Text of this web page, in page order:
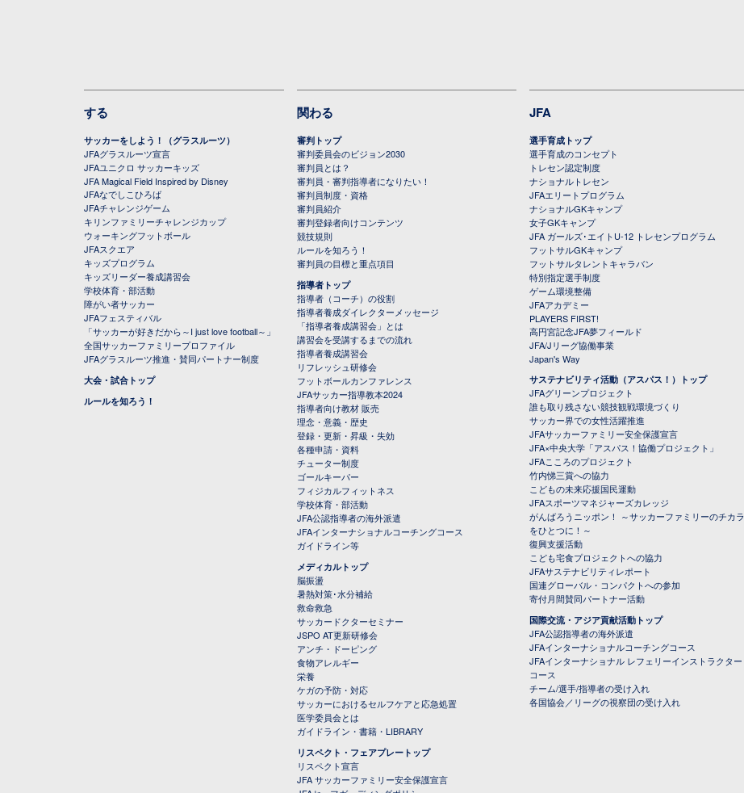
する
サッカーをしよう！（グラスルーツ）
JFAグラスルーツ宣言
JFAユニクロ サッカーキッズ
JFA Magical Field Inspired by Disney
JFAなでしこひろば
JFAチャレンジゲーム
キリンファミリーチャレンジカップ
ウォーキングフットボール
JFAスクエア
キッズプログラム
キッズリーダー養成講習会
学校体育・部活動
障がい者サッカー
JFAフェスティバル
「サッカーが好きだから～I just love football～」
全国サッカーファミリープロファイル
JFAグラスルーツ推進・賛同パートナー制度
大会・試合トップ
ルールを知ろう！
関わる
審判トップ
審判委員会のビジョン2030
審判員とは？
審判員・審判指導者になりたい！
審判員制度・資格
審判員紹介
審判登録者向けコンテンツ
競技規則
ルールを知ろう！
審判員の目標と重点項目
指導者トップ
指導者（コーチ）の役割
指導者養成ダイレクターメッセージ
「指導者養成講習会」とは
講習会を受講するまでの流れ
指導者養成講習会
リフレッシュ研修会
フットボールカンファレンス
JFAサッカー指導教本2024
指導者向け教材 販売
理念・意義・歴史
登録・更新・昇級・失効
各種申請・資料
チューター制度
ゴールキーパー
フィジカルフィットネス
学校体育・部活動
JFA公認指導者の海外派遣
JFAインターナショナルコーチングコース
ガイドライン等
メディカルトップ
脳振盪
暑熱対策･水分補給
救命救急
サッカードクターセミナー
JSPO AT更新研修会
アンチ・ドーピング
食物アレルギー
栄養
ケガの予防・対応
サッカーにおけるセルフケアと応急処置
医学委員会とは
ガイドライン・書籍・LIBRARY
リスペクト・フェアプレートップ
リスペクト宣言
JFA サッカーファミリー安全保護宣言
JFA
選手育成トップ
選手育成のコンセプト
トレセン認定制度
ナショナルトレセン
JFAエリートプログラム
ナショナルGKキャンプ
女子GKキャンプ
JFA ガールズ･エイトU-12 トレセンプログラム
フットサルGKキャンプ
フットサルタレントキャラバン
特別指定選手制度
ゲーム環境整備
JFAアカデミー
PLAYERS FIRST!
高円宮記念JFA夢フィールド
JFA/Jリーグ協働事業
Japan's Way
サステナビリティ活動（アスパス！）トップ
JFAグリーンプロジェクト
誰も取り残さない競技観戦環境づくり
サッカー界での女性活躍推進
JFAサッカーファミリー安全保護宣言
JFA×中央大学「アスパス！協働プロジェクト」
JFAこころのプロジェクト
竹内悌三賞への協力
こどもの未来応援国民運動
JFAスポーツマネジャーズカレッジ
がんばろうニッポン！ ～サッカーファミリーのチカラ
をひとつに！～
復興支援活動
こども宅食プロジェクトへの協力
JFAサステナビリティレポート
国連グローバル・コンパクトへの参加
寄付月間賛同パートナー活動
国際交流・アジア貢献活動トップ
JFA公認指導者の海外派遣
JFAインターナショナルコーチングコース
JFAインターナショナル レフェリーインストラクター
コース
チーム/選手/指導者の受け入れ
各国協会／リーグの視察団の受け入れ